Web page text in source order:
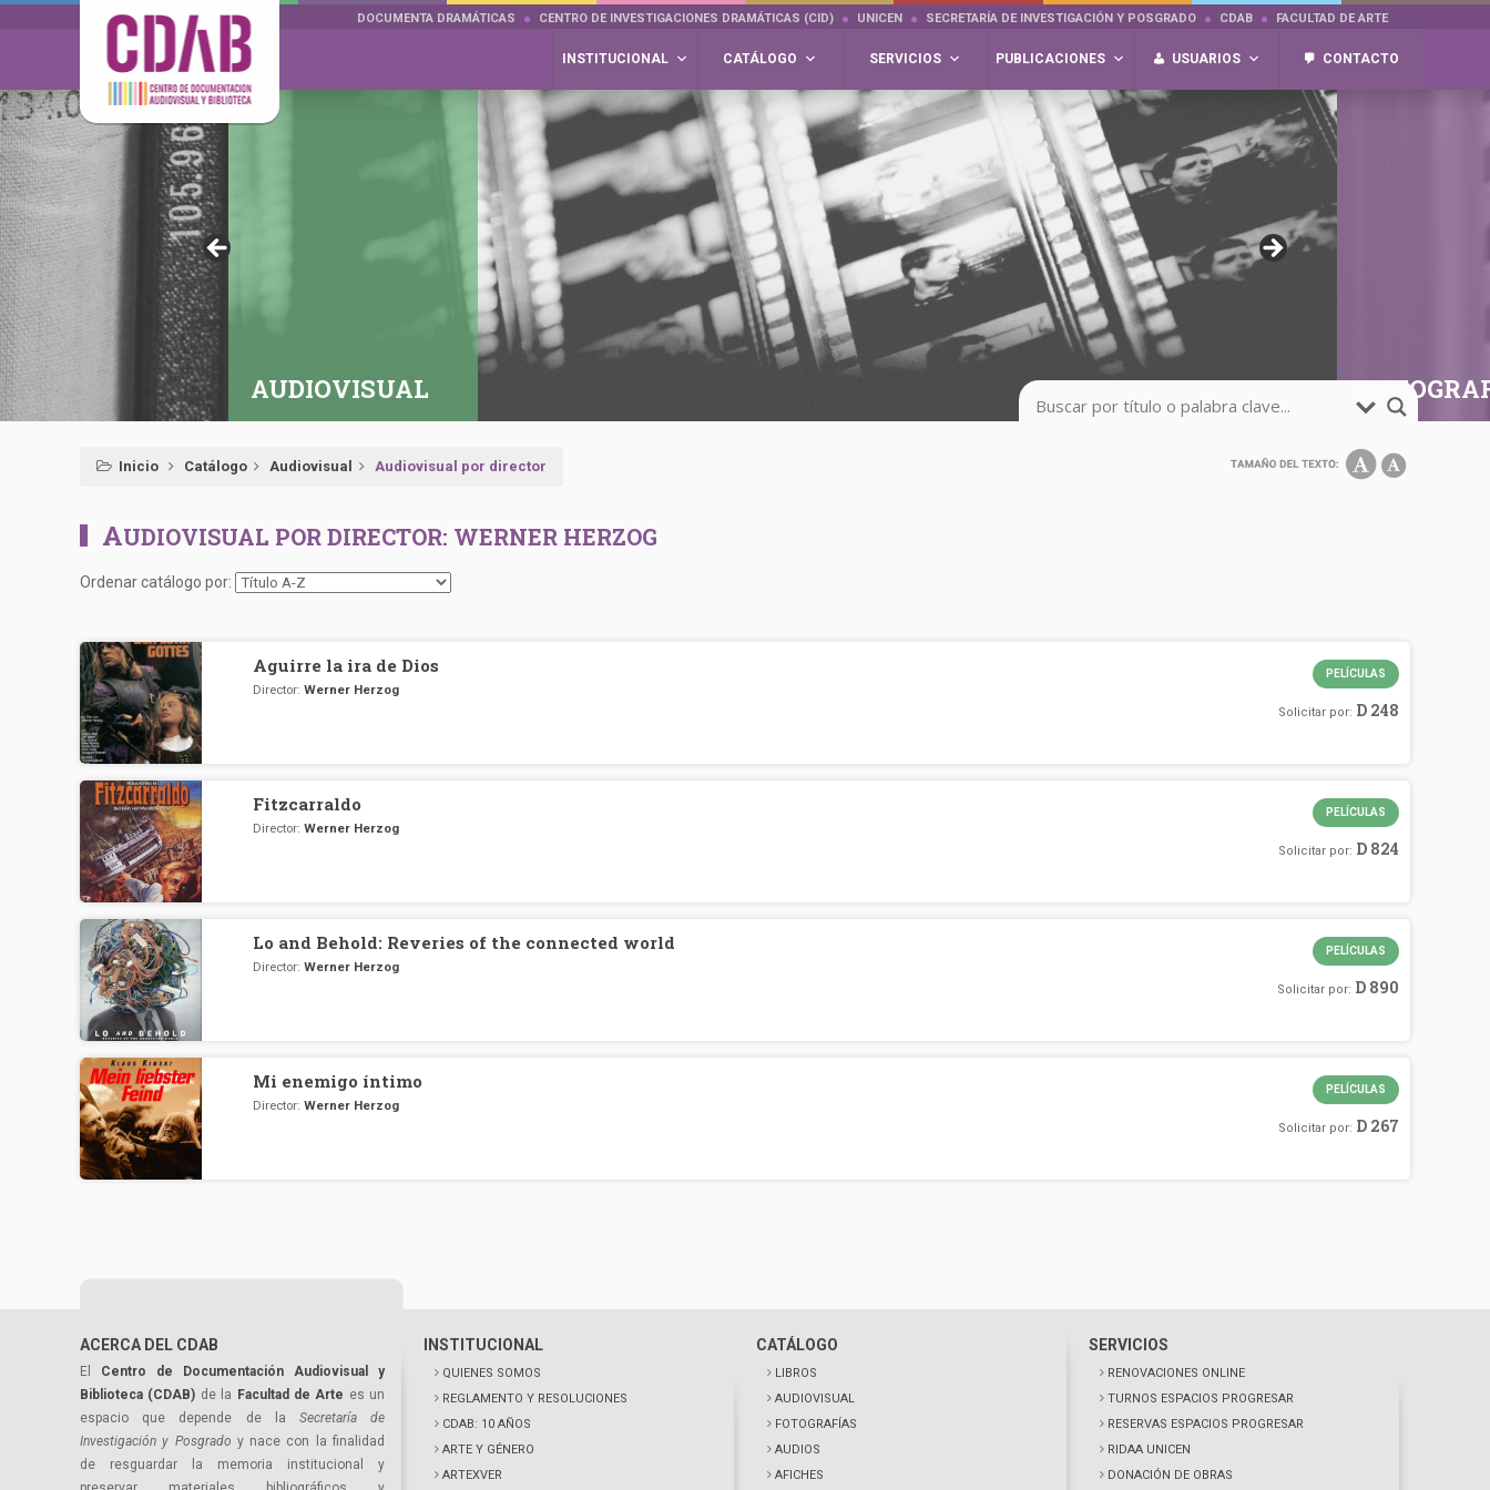
DOCUMENTA DRAMÁTICAS CENTRO DE INVESTIGACIONES DRAMÁTICAS (CID) UNICEN SECRETARÍA DE INVESTIGACIÓN Y POSGRADO CDAB FACULTAD DE ARTE
INSTITUCIONAL CATÁLOGO SERVICIOS PUBLICACIONES USUARIOS CONTACTO
AUDIOVISUAL
Inicio Catálogo Audiovisual Audiovisual por director
AUDIOVISUAL POR DIRECTOR: WERNER HERZOG
Ordenar catálogo por:
Aguirre la ira de Dios
Director: Werner Herzog
PELÍCULAS
Solicitar por: D 248
Fitzcarraldo
Director: Werner Herzog
PELÍCULAS
Solicitar por: D 824
Lo and Behold: Reveries of the connected world
Director: Werner Herzog
PELÍCULAS
Solicitar por: D 890
Mi enemigo íntimo
Director: Werner Herzog
PELÍCULAS
Solicitar por: D 267
ACERCA DEL CDAB
El Centro de Documentación Audiovisual y
Biblioteca (CDAB) de la Facultad de Arte es un
espacio que depende de la Secretaría de
Investigación y Posgrado y nace con la finalidad
de resguardar la memoria institucional y
INSTITUCIONAL
QUIENES SOMOS
REGLAMENTO Y RESOLUCIONES
CDAB: 10 AÑOS
ARTE Y GÉNERO
ARTEXVER
CATÁLOGO
LIBROS
AUDIOVISUAL
FOTOGRAFÍAS
AUDIOS
AFICHES
SERVICIOS
RENOVACIONES ONLINE
TURNOS ESPACIOS PROGRESAR
RESERVAS ESPACIOS PROGRESAR
RIDAA UNICEN
DONACIÓN DE OBRAS